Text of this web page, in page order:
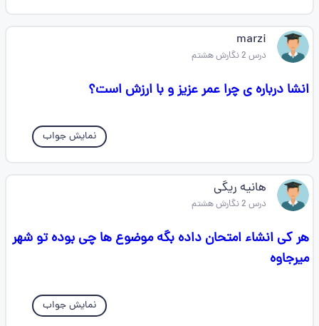
marzi
درس 2 نگارش هشتم
انشا درباره ی چرا عمر عزیز و با ارزش است؟
نمایش جواب
هانیه ریگی
درس 2 نگارش هشتم
هر کی انشاء امتحان داده بگه موضوع ها چی بوده تو شهر
میرجاوه
نمایش جواب